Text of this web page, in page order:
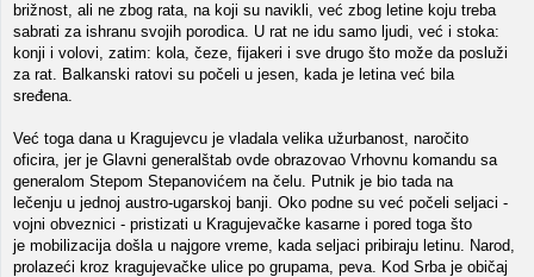
brižnost, ali ne zbog rata, na koji su navikli, već zbog letine koju treba
sabrati za ishranu svojih porodica. U rat ne idu samo ljudi, već i stoka:
konji i volovi, zatim: kola, čeze, fijakeri i sve drugo što može da posluži
za rat. Balkanski ratovi su počeli u jesen, kada je letina već bila
sređena.
Već toga dana u Kragujevcu je vladala velika užurbanost, naročito
oficira, jer je Glavni generalštab ovde obrazovao Vrhovnu komandu sa
generalom Stepom Stepanovićem na čelu. Putnik je bio tada na
lečenju u jednoj austro-ugarskoj banji. Oko podne su već počeli seljaci -
vojni obveznici - pristizati u Kragujevačke kasarne i pored toga što
je mobilizacija došla u najgore vreme, kada seljaci pribiraju letinu. Narod,
prolazeći kroz kragujevačke ulice po grupama, peva. Kod Srba je običaj